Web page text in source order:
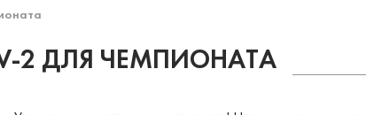
2 ДЛЯ ЧЕМПИОНАТА